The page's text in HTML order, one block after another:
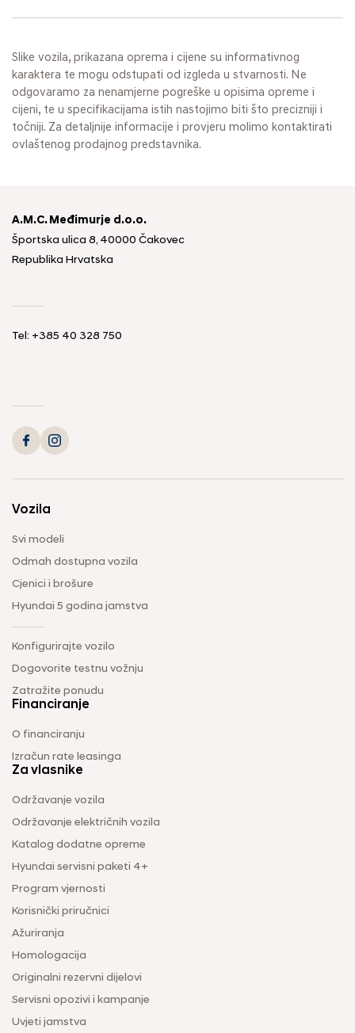
Slike vozila, prikazana oprema i cijene su informativnog
karaktera te mogu odstupati od izgleda u stvarnosti. Ne
odgovaramo za nenamjerne pogreške u opisima opreme i
cijeni, te u specifikacijama istih nastojimo biti što precizniji i
točniji. Za detaljnije informacije i provjeru molimo kontaktirati
ovlaštenog prodajnog predstavnika.
A.M.C. Međimurje d.o.o.
Športska ulica 8, 40000 Čakovec
Republika Hrvatska
Tel: +385 40 328 750
Vozila
Svi modeli
Odmah dostupna vozila
Cjenici i brošure
Hyundai 5 godina jamstva
Konfigurirajte vozilo
Dogovorite testnu vožnju
Zatražite ponudu
Financiranje
O financiranju
Izračun rate leasinga
Za vlasnike
Održavanje vozila
Održavanje električnih vozila
Katalog dodatne opreme
Hyundai servisni paketi 4+
Program vjernosti
Korisnički priručnici
Ažuriranja
Homologacija
Originalni rezervni dijelovi
Servisni opozivi i kampanje
Uvjeti jamstva